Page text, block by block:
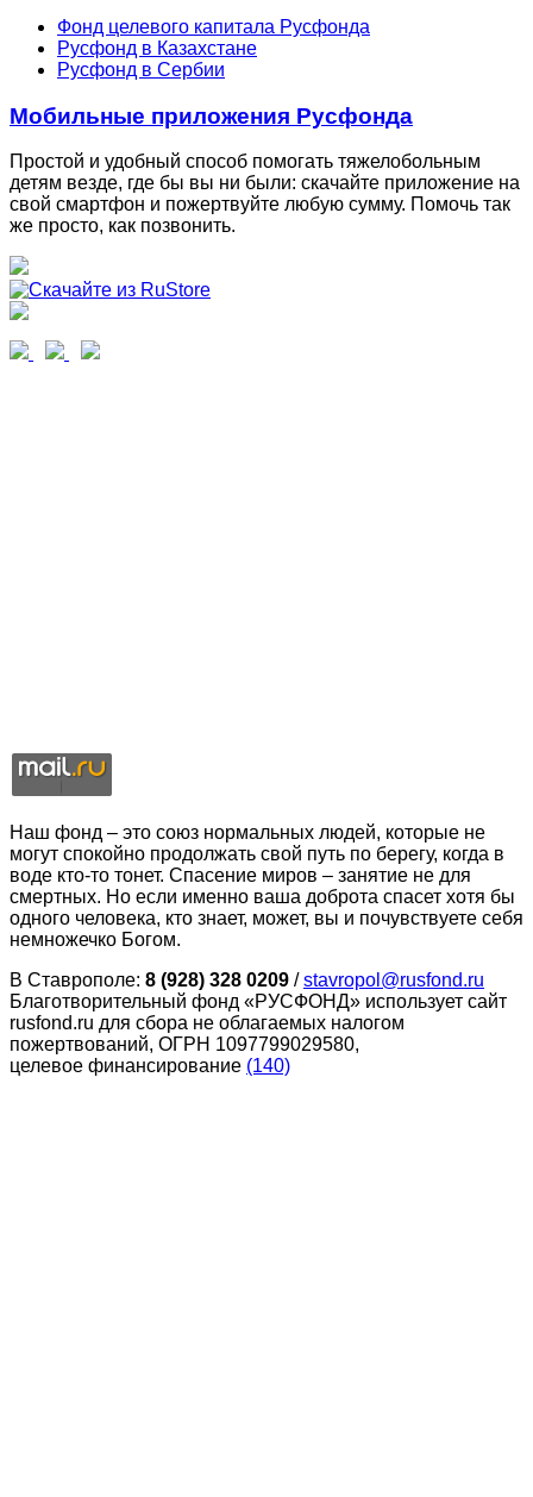
Фонд целевого капитала Русфонда
Русфонд в Казахстане
Русфонд в Сербии
Мобильные приложения Русфонда
Простой и удобный способ помогать тяжелобольным
детям везде, где бы вы ни были: скачайте приложение на
свой смартфон и пожертвуйте любую сумму. Помочь так
же просто, как позвонить.
Наш фонд – это союз нормальных людей, которые не
могут спокойно продолжать свой путь по берегу, когда в
воде кто-то тонет. Спасение миров – занятие не для
смертных. Но если именно ваша доброта спасет хотя бы
одного человека, кто знает, может, вы и почувствуете себя
немножечко Богом.
В Ставрополе: 8 (928) 328 0209 /stavropol@rusfond.ru
Благотворительный фонд «РУСФОНД» использует сайт
rusfond.ru для сбора не облагаемых налогом
пожертвований, ОГРН 1097799029580,
целевое финансирование (140)